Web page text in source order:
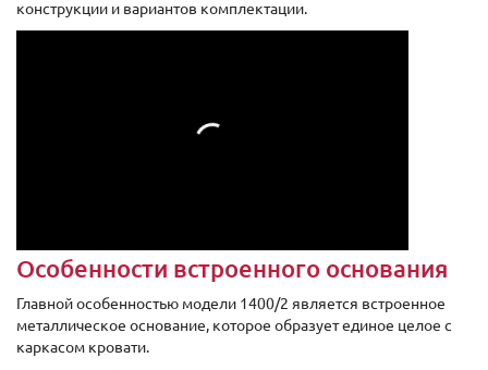
конструкции и вариантов комплектации.
Особенности встроенного основания
Главной особенностью модели 1400/2 является встроенное
металлическое основание, которое образует единое целое с
каркасом кровати.